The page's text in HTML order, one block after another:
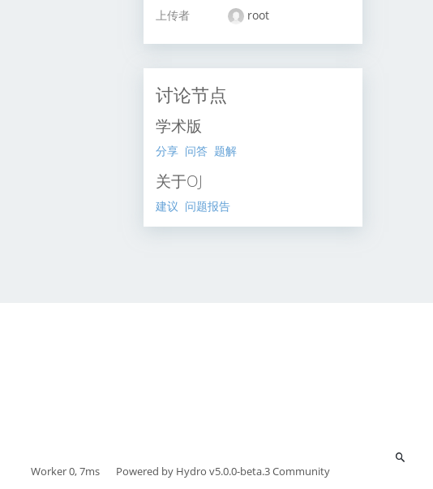
上传者
root
讨论节点
学术版
分享 问答 题解
关于OJ
建议 问题报告
Worker 0, 7ms Powered by Hydro v5.0.0-beta.3Community